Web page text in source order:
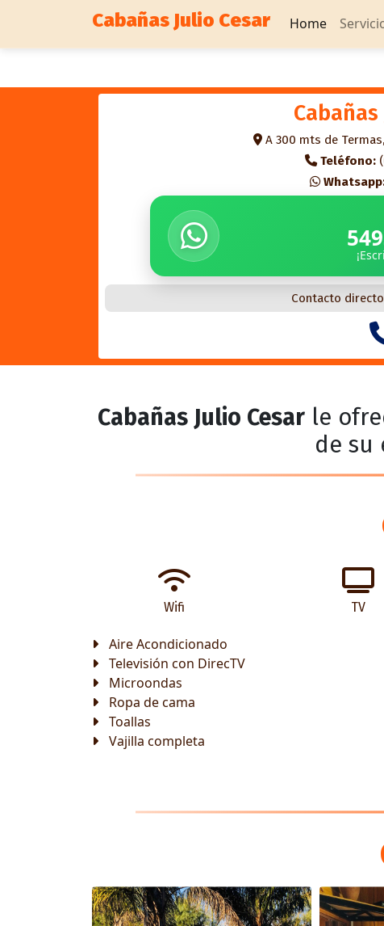
Cabañas Julio Cesar Home
A 300 mts de Termas,
Teléfono:
Contacto
Cabañas Julio Cesarle
de su
Wifi TV
Aire Acondicionado
Televisión con DirecTV
Microondas
Ropa de cama
Toallas
Vajilla completa